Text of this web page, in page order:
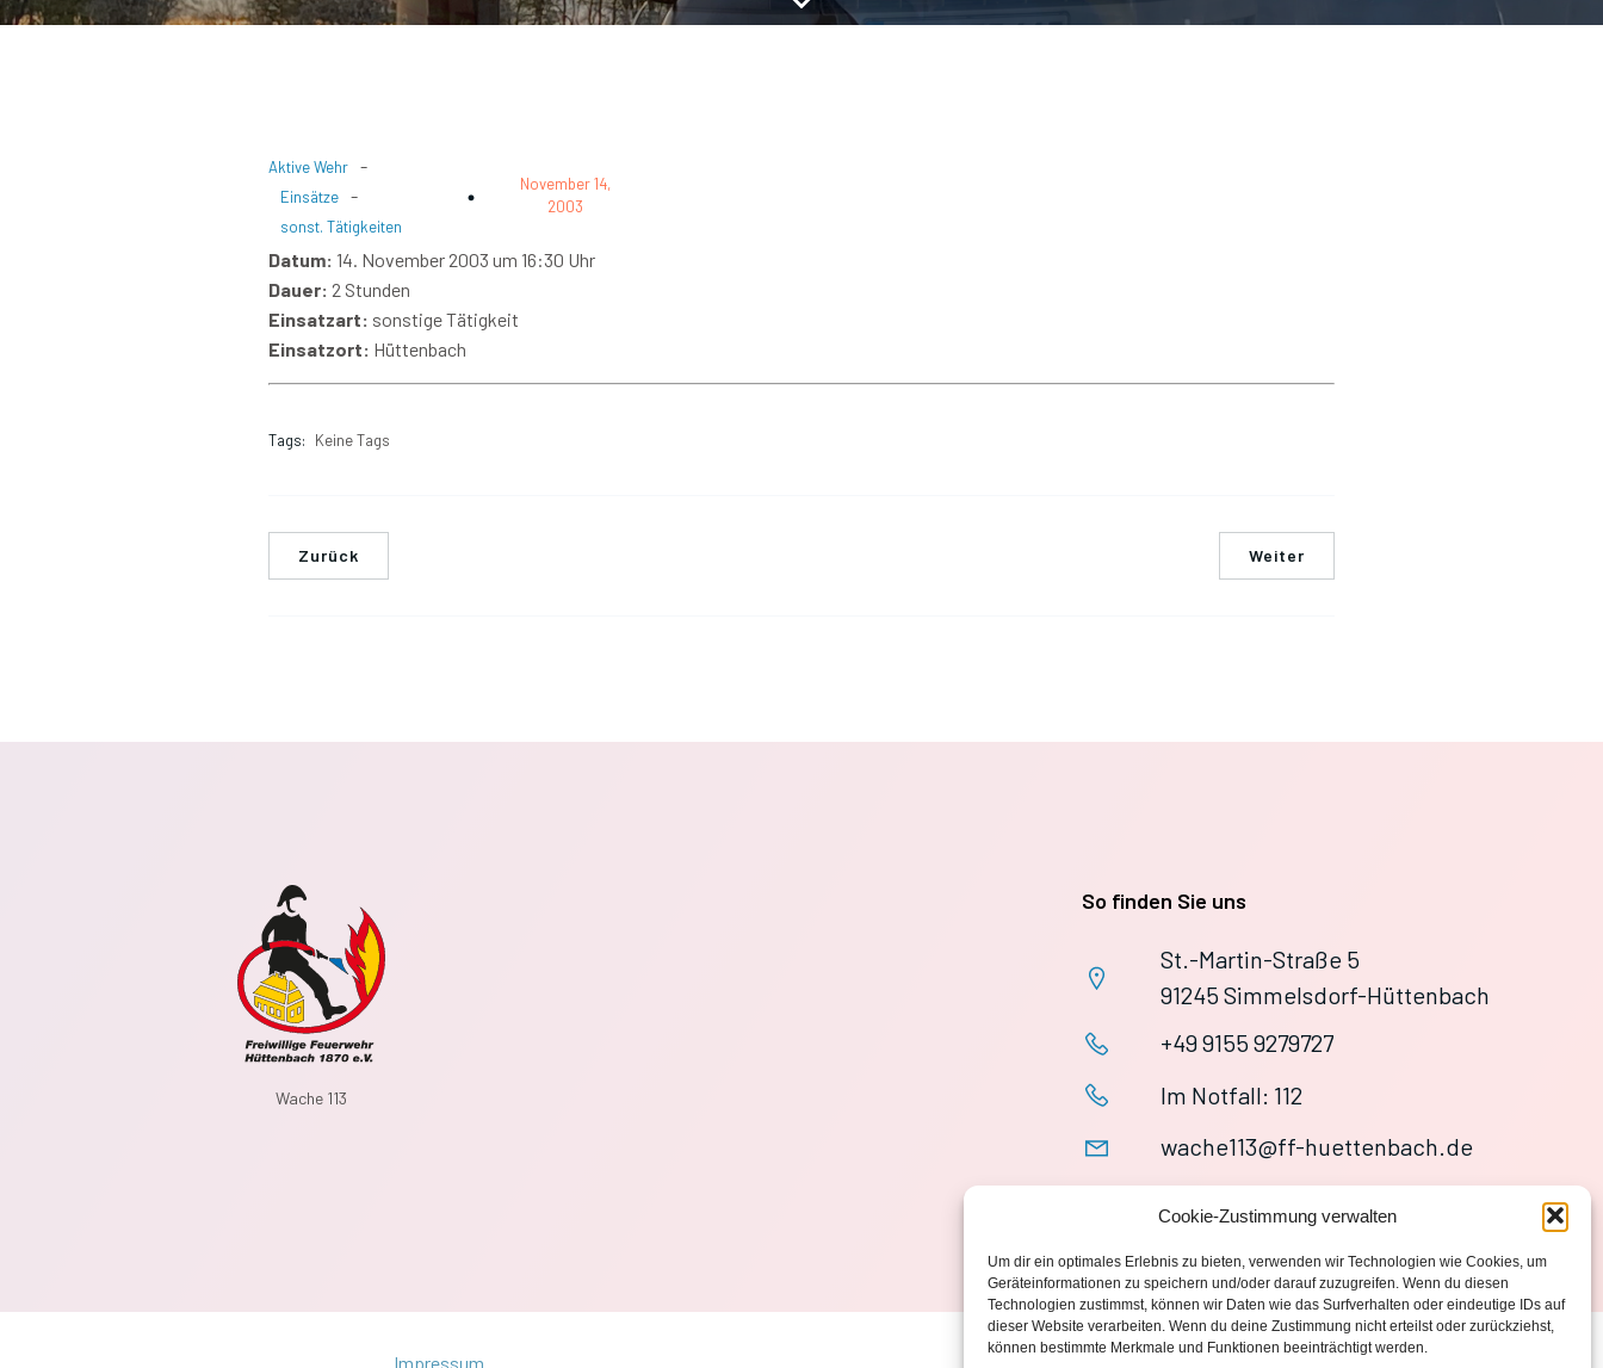
Cookie-Zustimmung verwalten
Um dir ein optimales Erlebnis zu bieten, verwenden wir Technologien wie Cookies, um
Geräteinformationen zu speichern und/oder darauf zuzugreifen. Wenn du diesen
Technologien zustimmst, können wir Daten wie das Surfverhalten oder eindeutige IDs auf
dieser Website verarbeiten. Wenn du deine Zustimmung nicht erteilst oder zurückziehst,
können bestimmte Merkmale und Funktionen beeinträchtigt werden.
Aktive Wehr -
Einsätze -
sonst. Tätigkeiten
November 14,
2003
Datum: 14. November 2003 um 16:30 Uhr
Dauer: 2 Stunden
Einsatzart: sonstige Tätigkeit
Einsatzort: Hüttenbach
Tags: Keine Tags
Zurück Weiter
Wache 113
So finden Sie uns
St.-Martin-Straße 5
91245 Simmelsdorf-Hüttenbach
+49 9155 9279727
Im Notfall: 112
wache113@ff-huettenbach.de
Impressum